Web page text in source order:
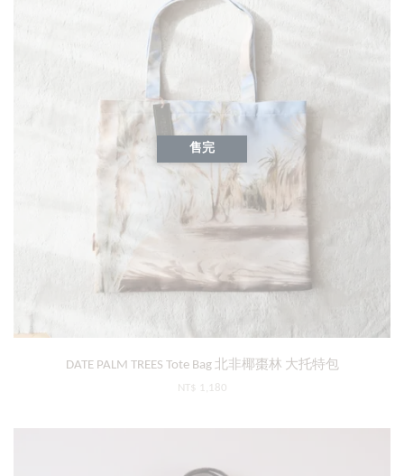
售完
DATE PALM TREES Tote Bag 北非椰棗林 大托特包
NT$ 1,180